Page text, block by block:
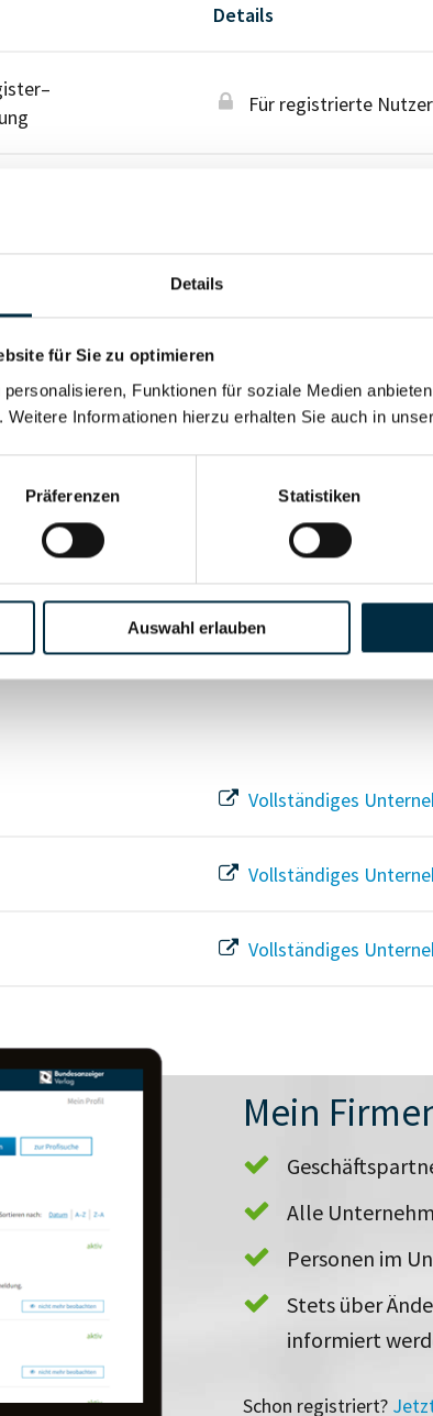
Details
für Sie zu optimieren
Funktionen für soziale Medien
Informationen hierzu erhalten Sie auch in
Präferenzen Statistiken
Auswahl erlauben
Details
Für registrierte Nutzer
Vollständiges
Vollständiges
Vollständiges
Vollständiges
Vollständiges
Vollständiges
Mein
Alle
Personen im
Stets über
informiert
Schon registriert?